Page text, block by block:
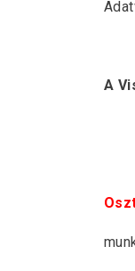
A